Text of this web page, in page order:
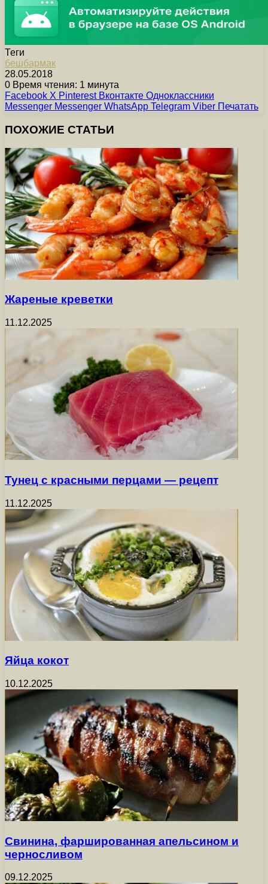
Теги
бешбармак
28.05.2018
0 Время чтения: 1 минута
Facebook X Pinterest Вконтакте Одноклассники
Messenger Messenger WhatsApp Telegram Viber Печатать
ПОХОЖИЕ СТАТЬИ
Жареные креветки
11.12.2025
Тунец с красными перцами — рецепт
11.12.2025
Яйца кокот
10.12.2025
Свинина, фаршированная апельсином и
черносливом
09.12.2025